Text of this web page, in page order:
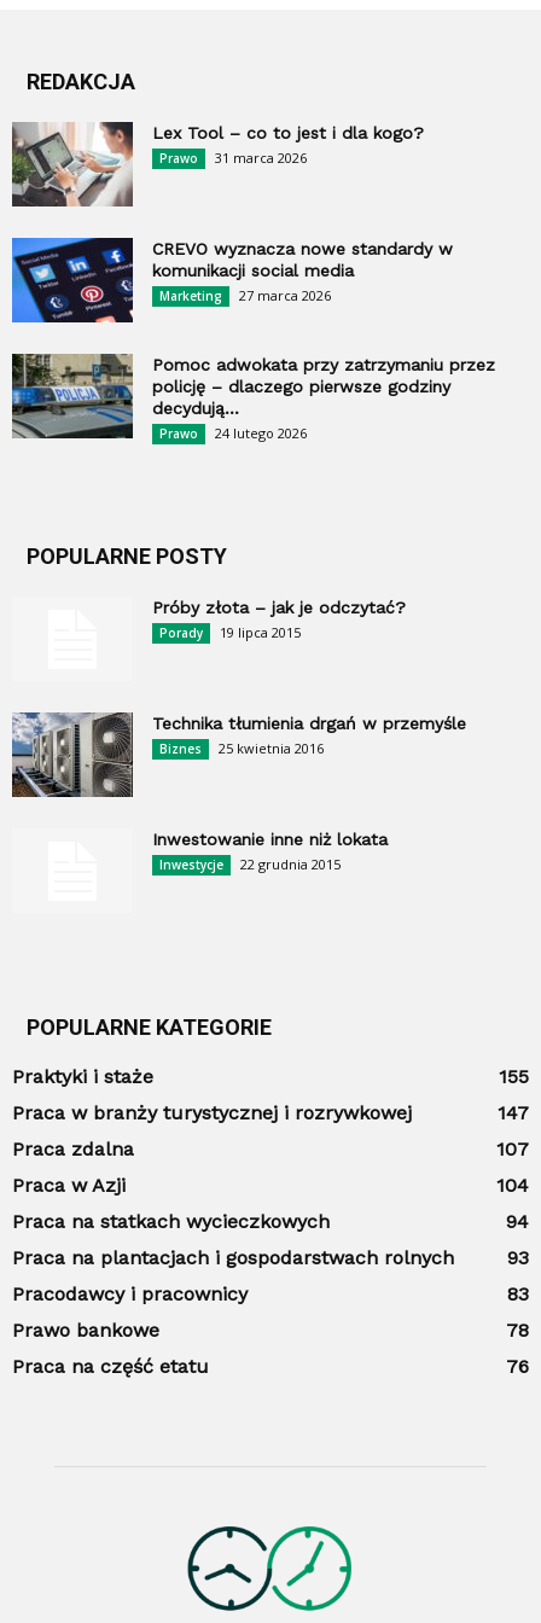
REDAKCJA
Lex Tool – co to jest i dla kogo?
Prawo 31 marca 2026
CREVO wyznacza nowe standardy w
komunikacji social media
Marketing 27 marca 2026
Pomoc adwokata przy zatrzymaniu przez
policję – dlaczego pierwsze godziny
decydują...
Prawo 24 lutego 2026
POPULARNE POSTY
Próby złota – jak je odczytać?
Porady 19 lipca 2015
Technika tłumienia drgań w przemyśle
Biznes 25 kwietnia 2016
Inwestowanie inne niż lokata
Inwestycje 22 grudnia 2015
POPULARNE KATEGORIE
Praktyki i staże
155
Praca w branży turystycznej i rozrywkowej
147
Praca zdalna
107
Praca w Azji
104
Praca na statkach wycieczkowych
94
Praca na plantacjach i gospodarstwach rolnych
93
Pracodawcy i pracownicy
83
Prawo bankowe
78
Praca na część etatu
76